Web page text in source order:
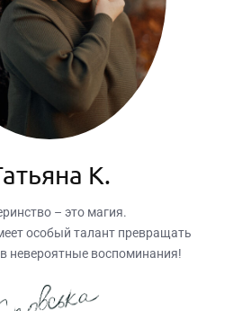
K.
– это магия.
особый талант превращать
невероятные воспоминания!